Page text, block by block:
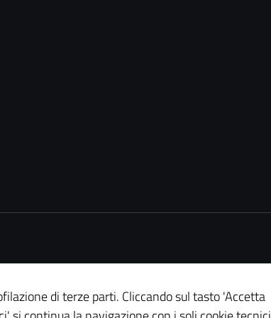
di terze parti. Cliccando sul tasto 'Accetta
possono
disabilitati.